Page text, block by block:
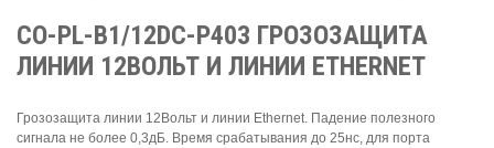
CO-PL-B1/12DC-P403 ГРОЗОЗАЩИТА
ЛИНИИ 12ВОЛЬТ И ЛИНИИ ETHERNET
Грозозащита линии 12Вольт и линии Ethernet. Падение полезного
сигнала не более 0,3дБ. Время срабатывания до 25нс, для порта